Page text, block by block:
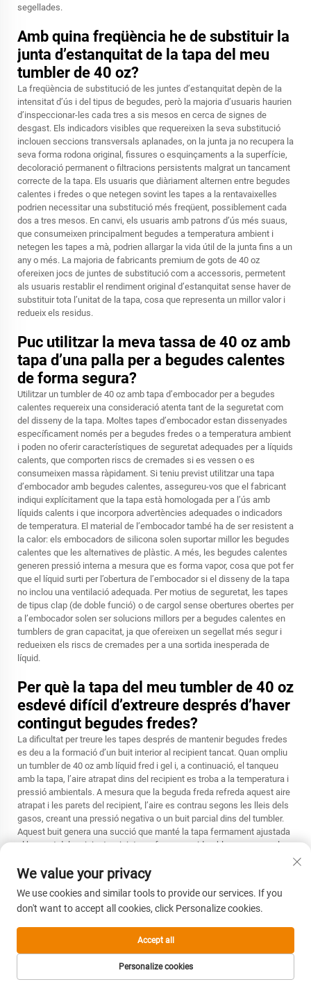
segellades.
Amb quina freqüència he de substituir la
junta d’estanquitat de la tapa del meu
tumbler de 40 oz?
La freqüència de substitució de les juntes d’estanquitat depèn de la
intensitat d’ús i del tipus de begudes, però la majoria d’usuaris haurien
d’inspeccionar-les cada tres a sis mesos en cerca de signes de
desgast. Els indicadors visibles que requereixen la seva substitució
inclouen seccions transversals aplanades, on la junta ja no recupera la
seva forma rodona original, fissures o esquinçaments a la superfície,
decoloració permanent o filtracions persistents malgrat un tancament
correcte de la tapa. Els usuaris que diàriament alternen entre begudes
calentes i fredes o que netegen sovint les tapes a la rentavaixelles
podrien necessitar una substitució més freqüent, possiblement cada
dos a tres mesos. En canvi, els usuaris amb patrons d’ús més suaus,
que consumeixen principalment begudes a temperatura ambient i
netegen les tapes a mà, podrien allargar la vida útil de la junta fins a un
any o més. La majoria de fabricants premium de gots de 40 oz
ofereixen jocs de juntes de substitució com a accessoris, permetent
als usuaris restablir el rendiment original d’estanquitat sense haver de
substituir tota l’unitat de la tapa, cosa que representa un millor valor i
redueix els residus.
Puc utilitzar la meva tassa de 40 oz amb
tapa d’una palla per a begudes calentes
de forma segura?
Utilitzar un tumbler de 40 oz amb tapa d’embocador per a begudes
calentes requereix una consideració atenta tant de la seguretat com
del disseny de la tapa. Moltes tapes d’embocador estan dissenyades
específicament només per a begudes fredes o a temperatura ambient
i poden no oferir característiques de seguretat adequades per a líquids
calents, que comporten riscs de cremades si es vessen o es
consumeixen massa ràpidament. Si teniu previst utilitzar una tapa
d’embocador amb begudes calentes, assegureu-vos que el fabricant
indiqui explícitament que la tapa està homologada per a l’ús amb
líquids calents i que incorpora advertències adequades o indicadors
de temperatura. El material de l’embocador també ha de ser resistent a
la calor: els embocadors de silicona solen suportar millor les begudes
calentes que les alternatives de plàstic. A més, les begudes calentes
generen pressió interna a mesura que es forma vapor, cosa que pot fer
que el líquid surti per l’obertura de l’embocador si el disseny de la tapa
no inclou una ventilació adequada. Per motius de seguretat, les tapes
de tipus clap (de doble funció) o de cargol sense obertures obertes per
a l’embocador solen ser solucions millors per a begudes calentes en
tumblers de gran capacitat, ja que ofereixen un segellat més segur i
redueixen els riscs de cremades per a una sortida inesperada de
líquid.
Per què la tapa del meu tumbler de 40 oz
esdevé difícil d’extreure després d’haver
contingut begudes fredes?
La dificultat per treure les tapes després de mantenir begudes fredes
es deu a la formació d’un buit interior al recipient tancat. Quan ompliu
un tumbler de 40 oz amb líquid fred i gel i, a continuació, el tanqueu
amb la tapa, l’aire atrapat dins del recipient es troba a la temperatura i
pressió ambientals. A mesura que la beguda freda refreda aquest aire
atrapat i les parets del recipient, l’aire es contrau segons les lleis dels
gasos, creant una pressió negativa o un buit parcial dins del tumbler.
Aquest buit genera una succió que manté la tapa fermament ajustada
al broquet del recipient, exigint una força considerable per superar-la
major capacitat, ja que un volum d’aire més gran experimenta una
contracció més significativa. Per resoldre aquest problema, busqueu
tapes amb característiques d’equalització de pressió, com ara petites
vàlvules d’escapament o passos d’aire controlats que permetin igualar
permetre que hi hagi fuites de líquid. Alternativament, obrir breument
qualsevol tancament de tipus clapeta o lliscant abans d’intentar treure
la tapa permet l’equalització de la pressió, reduint immediatament la
força necessària per desenroscar o desbloquejar la tapa.
CORREU
We value your privacy
We use cookies and similar tools to provide our services. If you
don't want to accept all cookies, click Personalize cookies.
Personalize cookies
Accept all